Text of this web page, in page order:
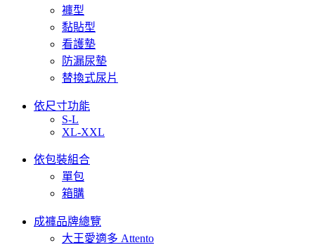
褲型
黏貼型
看護墊
防漏尿墊
替換式尿片
依尺寸功能
S-L
XL-XXL
依包裝組合
單包
箱購
成褲品牌總覽
大王愛適多 Attento